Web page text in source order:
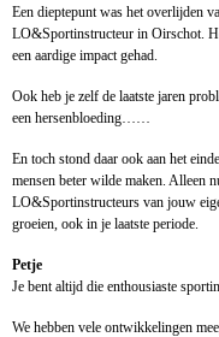
Een dieptepunt was het overlijden
LO&Sportinstructeur in Oirschot.
een aardige impact gehad.
Ook heb je zelf de laatste jaren
een hersenbloeding……
En toch stond daar ook aan het
mensen beter wilde maken. Alleen
LO&Sportinstructeurs van jouw
groeien, ook in je laatste periode.
Petje
Je bent altijd die enthousiaste
We hebben vele ontwikkelingen